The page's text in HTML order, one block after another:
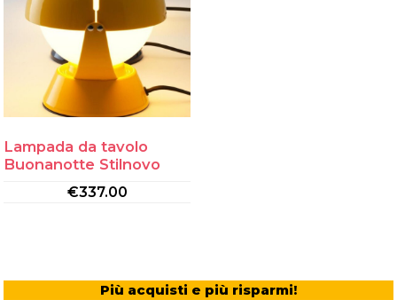
Lampada da tavolo
Buonanotte Stilnovo
€337.00
Più acquisti e più risparmi!